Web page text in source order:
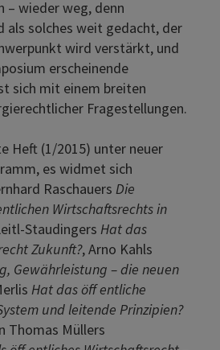
– wieder weg, denn
als solches weit gedacht, der
wird verstärkt, und
erscheinende
sich mit einem breiten
Fragestellungen.
Heft (1/2015) unter neuer
es widmet sich
Raschauers Die
Wirtschaftsrechts in
Staudingers Hat das
Zukunft?, Arno Kahls
Gewährleistung – die neuen
Hat das öff entliche
und leitende Prinzipien?
Thomas Müllers